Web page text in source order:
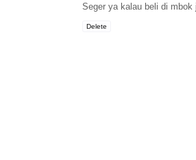
Seger ya kalau beli di mbok
Delete